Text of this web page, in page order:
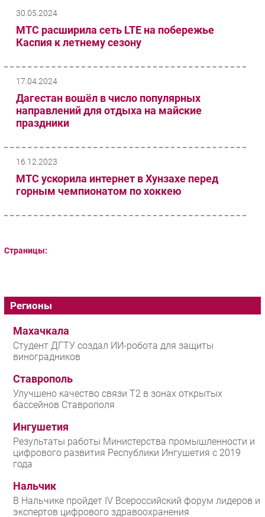
30.05.2024
МТС расширила сеть LTE на побережье
Каспия к летнему сезону
17.04.2024
Дагестан вошёл в число популярных
направлений для отдыха на майские
праздники
16.12.2023
МТС ускорила интернет в Хунзахе перед
горным чемпионатом по хоккею
Страницы:
Регионы
Махачкала
Студент ДГТУ создал ИИ-робота для защиты
виноградников
Ставрополь
Улучшено качество связи T2 в зонах открытых
бассейнов Ставрополя
Ингушетия
Результаты работы Министерства промышленности и
цифрового развития Республики Ингушетия с 2019
года
Нальчик
В Нальчике пройдет IV Всероссийский форум лидеров и
экспертов цифрового здравоохранения